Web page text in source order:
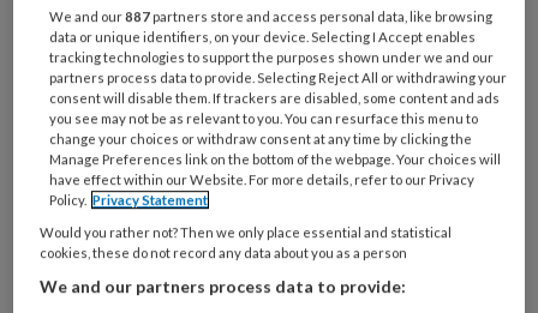
onherstelbare schade aan de huid.
Littekenvorming is onvermijdelijk en
huidtransplantatie wordt noodzakelijk. Het
herstel van de betrokken weefsels kost veel
tijd en gaat gepaard met de nodige
complicaties. Hoe zit het met de gevolgen van
brandwonden voor de voeten?
Brandwonden.Podopostjuli 2011; 24
(6)(PDF)
We and our887 partners store and access personal data, like browsing
data or unique identifiers, on your device. Selecting I Accept enables
tracking technologies to support the purposes shown under we and our
partners process data to provide. Selecting Reject All or withdrawing your
consent will disable them. If trackers are disabled, some content and ads
you see may not be as relevant to you. You can resurface this menu to
change your choices or withdraw consent at any time by clicking the
Manage Preferences link on the bottom of the webpage. Your choices will
have effect within our Website. For more details, refer to our Privacy
Policy. Privacy Statement
Would you rather not? Then we only place essential and statistical
cookies, these do not record any data about you as a person
We and our partners process data to provide: